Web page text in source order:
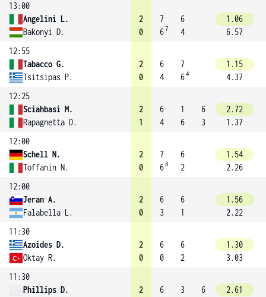
13:00
Angelini L.
Bakonyi D.
2
0
7
67
6
4
1.06
6.57
12:55
Tabacco G.
Tsitsipas P.
2
0
6
4
7
64
1.15
4.37
12:25
Sciahbasi M.
Rapagnetta D.
2
1
6
4
1
6
6
3
2.72
1.37
12:00
Schell N.
Toffanin N.
2
0
7
68
6
2
1.54
2.26
12:00
Jeran A.
Falabella L.
2
0
6
3
6
1
1.56
2.22
11:30
Azoides D.
Oktay R.
2
0
6
0
6
2
1.30
3.03
11:30
Phillips D.
2
6
3
6
2.61